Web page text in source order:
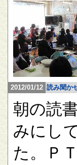
2012/01/12 読み聞か
朝の読
みにし
た。Ｐ